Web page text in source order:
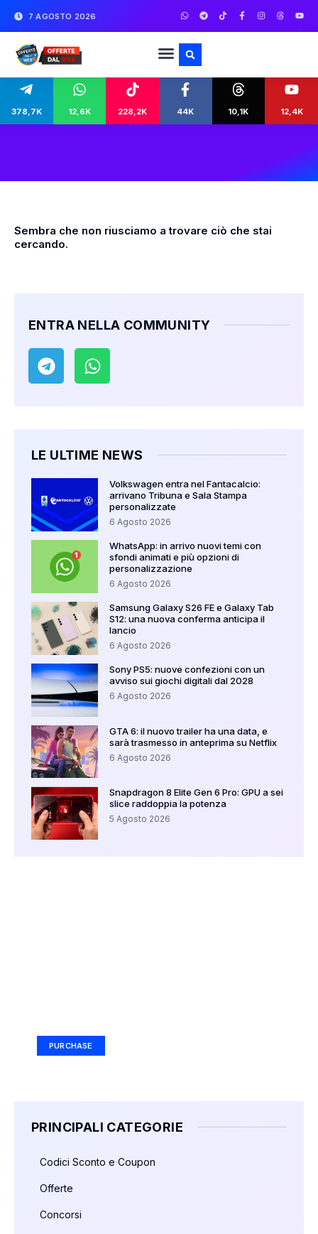
7 AGOSTO 2026
378,7K 12,6K 228,2K 44K 10,1K 12,4K
Sembra che non riusciamo a trovare ciò che stai
cercando.
ENTRA NELLA COMMUNITY
LE ULTIME NEWS
Volkswagen entra nel Fantacalcio:
arrivano Tribuna e Sala Stampa
personalizzate
6 Agosto 2026
WhatsApp: in arrivo nuovi temi con
sfondi animati e più opzioni di
personalizzazione
6 Agosto 2026
Samsung Galaxy S26 FE e Galaxy Tab
S12: una nuova conferma anticipa il
lancio
6 Agosto 2026
Sony PS5: nuove confezioni con un
avviso sui giochi digitali dal 2028
6 Agosto 2026
GTA 6: il nuovo trailer ha una data, e
sarà trasmesso in anteprima su Netflix
6 Agosto 2026
Snapdragon 8 Elite Gen 6 Pro: GPU a sei
slice raddoppia la potenza
5 Agosto 2026
PURCHASE
PRINCIPALI CATEGORIE
Codici Sconto e Coupon
Offerte
Concorsi